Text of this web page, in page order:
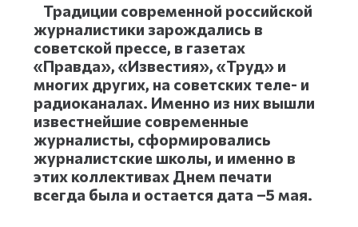
Традиции современной российской
журналистики зарождались в
советской прессе, в газетах
«Правда», «Известия», «Труд» и
многих других, на советских теле- и
радиоканалах. Именно из них вышли
известнейшие современные
журналисты, сформировались
журналистские школы, и именно в
этих коллективах Днем печати
всегда была и остается дата –5 мая.